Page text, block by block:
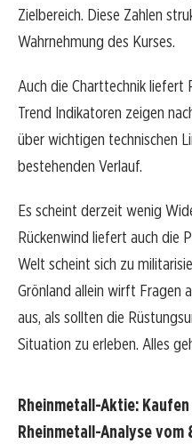
Zielbereich. Diese Zahlen
Wahrnehmung des Kurses.
Auch die Charttechnik liefert
Trend Indikatoren zeigen
über wichtigen technischen
bestehenden Verlauf.
Es scheint derzeit wenig
Rückenwind liefert auch die
Welt scheint sich zu
Grönland allein wirft Fragen
aus, als sollten die
Situation zu erleben. Alles
Rheinmetall-Aktie:
Rheinmetall-Analyse